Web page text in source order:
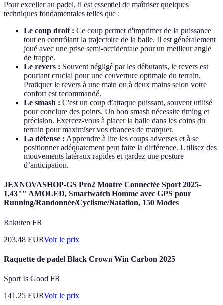
Pour exceller au padel, il est essentiel de maîtriser quelques
techniques fondamentales telles que :
Le coup droit : Ce coup permet d'imprimer de la puissance
tout en contrôlant la trajectoire de la balle. Il est généralement
joué avec une prise semi-occidentale pour un meilleur angle
de frappe.
Le revers : Souvent négligé par les débutants, le revers est
pourtant crucial pour une couverture optimale du terrain.
Pratiquer le revers à une main ou à deux mains selon votre
confort est recommandé.
Le smash : C'est un coup d’attaque puissant, souvent utilisé
pour conclure des points. Un bon smash nécessite timing et
précision. Exercez-vous à placer la balle dans les coins du
terrain pour maximiser vos chances de marquer.
La défense : Apprendre à lire les coups adverses et à se
positionner adéquatement peut faire la différence. Utilisez des
mouvements latéraux rapides et gardez une posture
d’anticipation.
JEXNOVASHOP-GS Pro2 Montre Connectée Sport 2025-
1,43"" AMOLED, Smartwatch Homme avec GPS pour
Running/Randonnée/Cyclisme/Natation, 150 Modes
Rakuten FR
203.48 EURVoir le prix
Raquette de padel Black Crown Win Carbon 2025
Sport Is Good FR
141.25 EURVoir le prix